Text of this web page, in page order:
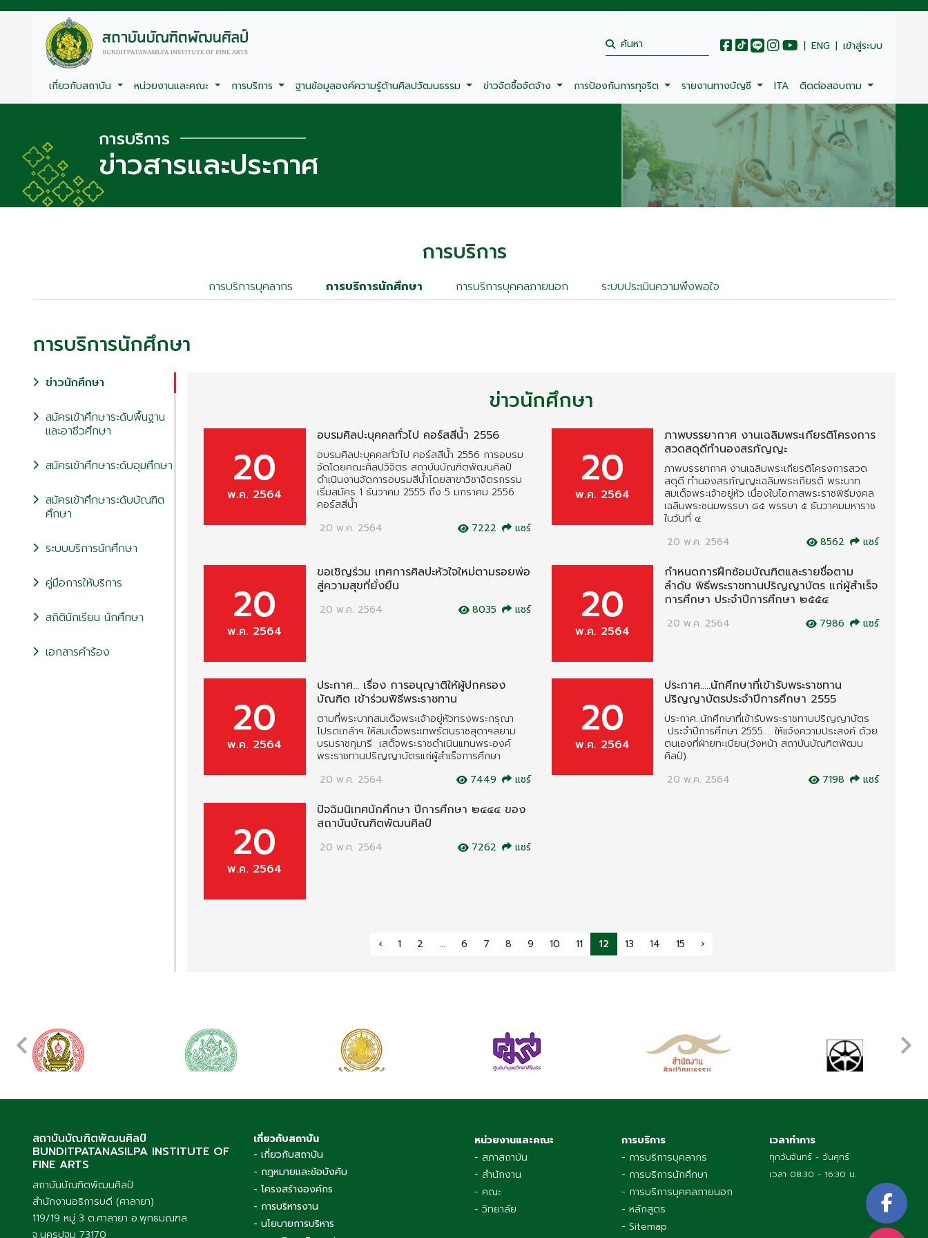
| ENG | เข้าสู่ระบบ
เกี่ยวกับสถาบัน หน่วยงานและคณะ การบริการ ฐานข้อมูลองค์ความรู้ด้านศิลปวัฒนธรรม ข่าวจัดซื้อจัดจ้าง การป้องกันการทุจริต รายงานทางบัญชี ITA ติดต่อสอบถาม
การบริการ
ข่าวสารและประกาศ
การบริการ
การบริการบุคลากร การบริการนักศึกษา การบริการบุคคลภายนอก ระบบประเมินความพึงพอใจ
การบริการนักศึกษา
ข่าวนักศึกษา
สมัครเข้าศึกษาระดับพื้นฐาน
และอาชีวศึกษา
สมัครเข้าศึกษาระดับอุมศึกษา
สมัครเข้าศึกษาระดับบัณฑิต
ศึกษา
ระบบบริการนักศึกษา
คู่มือการให้บริการ
สถิตินักเรียน นักศึกษา
เอกสารคำร้อง
ข่าวนักศึกษา
20
พ.ค. 2564
อบรมศิลปะบุคคลทั่วไป คอร์สสีน้ำ 2556
อบรมศิลปะบุคคลทั่วไป คอร์สสีน้ำ 2556 การอบรม
จัดโดยคณะศิลปวิจิตร สถาบันบัณฑิตพัฒนศิลป์
ดำเนินงานจัดการอบรมสีน้ำโดยสาขาวิชาจิตรกรรม
เริ่มสมัคร 1 ธันวาคม 2555 ถึง 5 มกราคม 2556
คอร์สสีน้ำ
20 พ.ค. 2564
7222 แชร์
20
พ.ค. 2564
ภาพบรรยากาศ งานเฉลิมพระเกียรติโครงการ
สวดสดุดีทำนองสรภัญญะ
ภาพบรรยากาศ งานเฉลิมพระเกียรติโครงการสวด
สดุดี ทำนองสรภัญญะเฉลิมพระเกียรติ พระบาท
สมเด็จพระเจ้าอยู่หัว เนื่องในโอกาสพระราชพิธีมงคล
เฉลิมพระชนมพรรษา ๘๕ พรรษา ๕ ธันวาคมมหาราช
ในวันที่ ๔
20 พ.ค. 2564
8562 แชร์
20
พ.ค. 2564
ขอเชิญร่วม เทศการศิลปะหัวใจใหม่ตามรอยพ่อ
สู่ความสุขที่ยั่งยืน
20 พ.ค. 2564 8035 แชร์ 20
พ.ค. 2564
กำหนดการฝึกซ้อมบัณฑิตและรายชื่อตาม
ลำดับ พิธีพระราชทานปริญญาบัตร แก่ผู้สำเร็จ
การศึกษา ประจำปีการศึกษา ๒๕๕๔
20 พ.ค. 2564 7986 แชร์
20
พ.ค. 2564
ประกาศ... เรื่อง การอนุญาติให้ผู้ปกครอง
บัณฑิต เข้าร่วมพิธีพระราชทาน
ตามที่พระบาทสมเด็จพระเจ้าอยู่หัวทรงพระกรุณา
โปรดเกล้าฯ ให้สมเด็จพระเทพรัตนราชสุดาฯสยาม
บรมราชกุมารี เสด็จพระราชดำเนินแทนพระองค์
พระราชทานปริญญาบัตรแก่ผู้สำเร็จการศึกษา
20 พ.ค. 2564
7449 แชร์
20
พ.ค. 2564
ประกาศ.....นักศึกษาที่เข้ารับพระราชทาน
ปริญญาบัตรประจำปีการศึกษา 2555
ประกาศ..นักศึกษาที่เข้ารับพระราชทานปริญญาบัตร
ประจำปีการศึกษา 2555.... ให้แจ้งความประสงค์ ด้วย
ตนเองที่ฝ่ายทะเบียน(วังหน้า สถาบันบัณฑิตพัฒน
ศิลป์)
20 พ.ค. 2564
7198 แชร์
20
พ.ค. 2564
ปัจฉิมนิเทศนักศึกษา ปีการศึกษา ๒๔๔๔ ของ
สถาบันบัณฑิตพัฒนศิลป์
20 พ.ค. 2564 7262 แชร์
‹ 1 2 ... 6 7 8 9 10 11 12 13 14 15 ›
สถาบันบัณฑิตพัฒนศิลป์
BUNDITPATANASILPA INSTITUTE OF
FINE ARTS
สถาบันบัณฑิตพัฒนศิลป์
สำนักงานอธิการบดี (ศาลายา)
119/19 หมู่ 3 ต.ศาลายา อ.พุทธมณฑล
จ.นครปฐม 73170
เกี่ยวกับสถาบัน
- เกี่ยวกับสถาบัน
- กฎหมายและข้อบังคับ
- โครงสร้างองค์กร
- การบริหารงาน
- นโยบายการบริหาร
หน่วยงานและคณะ
- สภาสถาบัน
- สำนักงาน
- คณะ
- วิทยาลัย
การบริการ
- การบริการบุคลากร
- การบริการนักศึกษา
- การบริการบุคคลภายนอก
- หลักสูตร
- Sitemap
เวลาทำการ
ทุกวันจันทร์ - วันศุกร์
เวลา 08:30 - 16:30 น.